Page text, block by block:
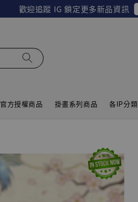
歡迎追蹤 IG 鎖定更多新品資訊
官方授權商品 掛畫系列商品 各IP分類